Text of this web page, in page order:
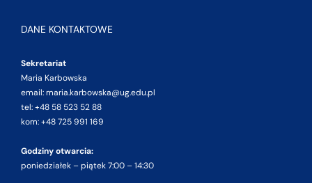
DANE KONTAKTOWE
Sekretariat
Maria Karbowska
email: maria.karbowska@ug.edu.pl
tel: +48 58 523 52 88
kom: +48 725 991 169
Godziny otwarcia:
poniedziałek – piątek 7:00 – 14:30